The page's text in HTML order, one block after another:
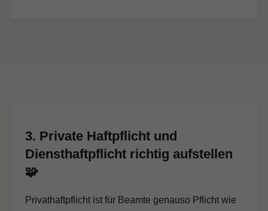
3. Private Haftpflicht und
Diensthaftpflicht richtig aufstellen
🧩
Privathaftpflicht ist für Beamte genauso Pflicht wie